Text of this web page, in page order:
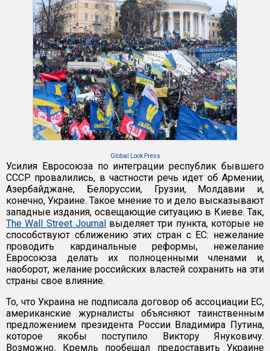
Global Look Press
Усилия Евросоюза по интеграции республик бывшего
СССР провалились, в частности речь идет об Армении,
Азербайджане, Белоруссии, Грузии, Молдавии и,
конечно, Украине. Такое мнение то и дело высказывают
западные издания, освещающие ситуацию в Киеве. Так,
The Wall Street Journalвыделяет три пункта, которые не
способствуют сближению этих стран с ЕС: нежелание
проводить кардинальные реформы, нежелание
Евросоюза делать их полноценными членами и,
наоборот, желание российских властей сохранить на эти
страны свое влияние.
То, что Украина не подписала договор об ассоциации ЕС,
американские журналисты объясняют таинственным
предложением президента России Владимира Путина,
которое якобы поступило Виктору Януковичу.
Возможно, Кремль пообещал предоставить Украине